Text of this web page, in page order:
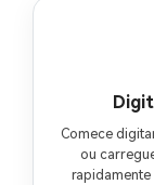
Comece
ou
rapidamente